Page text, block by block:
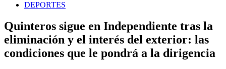
DEPORTES
Quinteros sigue en Independiente tras la
eliminación y el interés del exterior: las
condiciones que le pondrá a la dirigencia